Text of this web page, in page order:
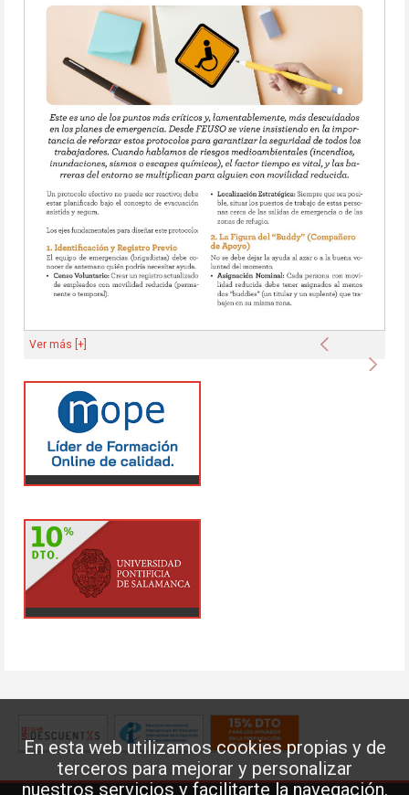
En esta web utilizamos cookies propias y de
terceros para mejorar y personalizar
nuestros servicios y facilitarte la navegación.
Anterior
Ver más [+]